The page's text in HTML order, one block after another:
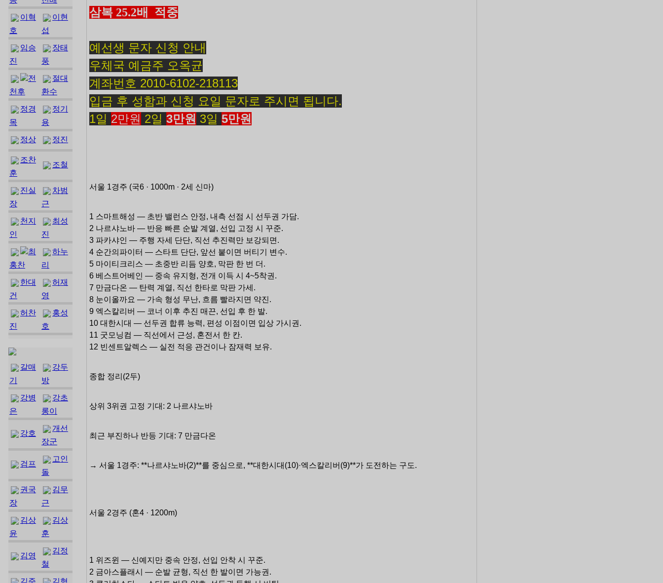
이혁
호
이현
섭
임승
진
장태
풍
전
천후
절대
환수
정경
목
정기
용
정상 정진
조찬
훈
조철
진실
장
차범
근
천지
인
최성
진
최
홍찬
하누
리
한대
건
허재
영
허찬
진
홍성
호
갈매
기
강두
방
강병
은
강초
롱이
강호
개선
장군
검프
고인
돌
권국
장
김무
근
김상
윤
김상
훈
김영
김정
철
김준 김형
삼복 25.2배 적중
예선생 문자 신청 안내
우체국 예금주 오옥균
계좌번호 2010-6102-218113
입금 후 성함과 신청 요일 문자로 주시면 됩니다.
1일 2만원 2일 3만원 3일 5만원
서울 1경주 (국6 · 1000m · 2세 신마)
1 스마트해성 — 초반 밸런스 안정, 내측 선점 시 선두권 가담.
2 나르샤노바 — 반응 빠른 순발 계열, 선입 고정 시 꾸준.
3 파카샤인 — 주행 자세 단단, 직선 추진력만 보강되면.
4 순간의파이터 — 스타트 단단, 앞선 붙이면 버티기 변수.
5 마이티크리스 — 초중반 리듬 양호, 막판 한 번 더.
6 베스트어베인 — 중속 유지형, 전개 이득 시 4~5착권.
7 만금다온 — 탄력 계열, 직선 한타로 막판 가세.
8 눈이올까요 — 가속 형성 무난, 흐름 빨라지면 약진.
9 엑스칼리버 — 코너 이후 추진 매끈, 선입 후 한 발.
10 대한시대 — 선두권 합류 능력, 편성 이점이면 입상 가시권.
11 굿모닝컴 — 직선에서 근성, 혼전서 한 칸.
12 빈센트알렉스 — 실전 적응 관건이나 잠재력 보유.
종합 정리(2두)
상위 3위권 고정 기대: 2 나르샤노바
최근 부진하나 반등 기대: 7 만금다온
→ 서울 1경주: **나르샤노바(2)**를 중심으로, **대한시대(10)·엑스칼리버(9)**가 도전하는 구도.
서울 2경주 (혼4 · 1200m)
1 위즈윈 — 신예지만 중속 안정, 선입 안착 시 꾸준.
2 금아스플래시 — 순발 균형, 직선 한 발이면 가능권.